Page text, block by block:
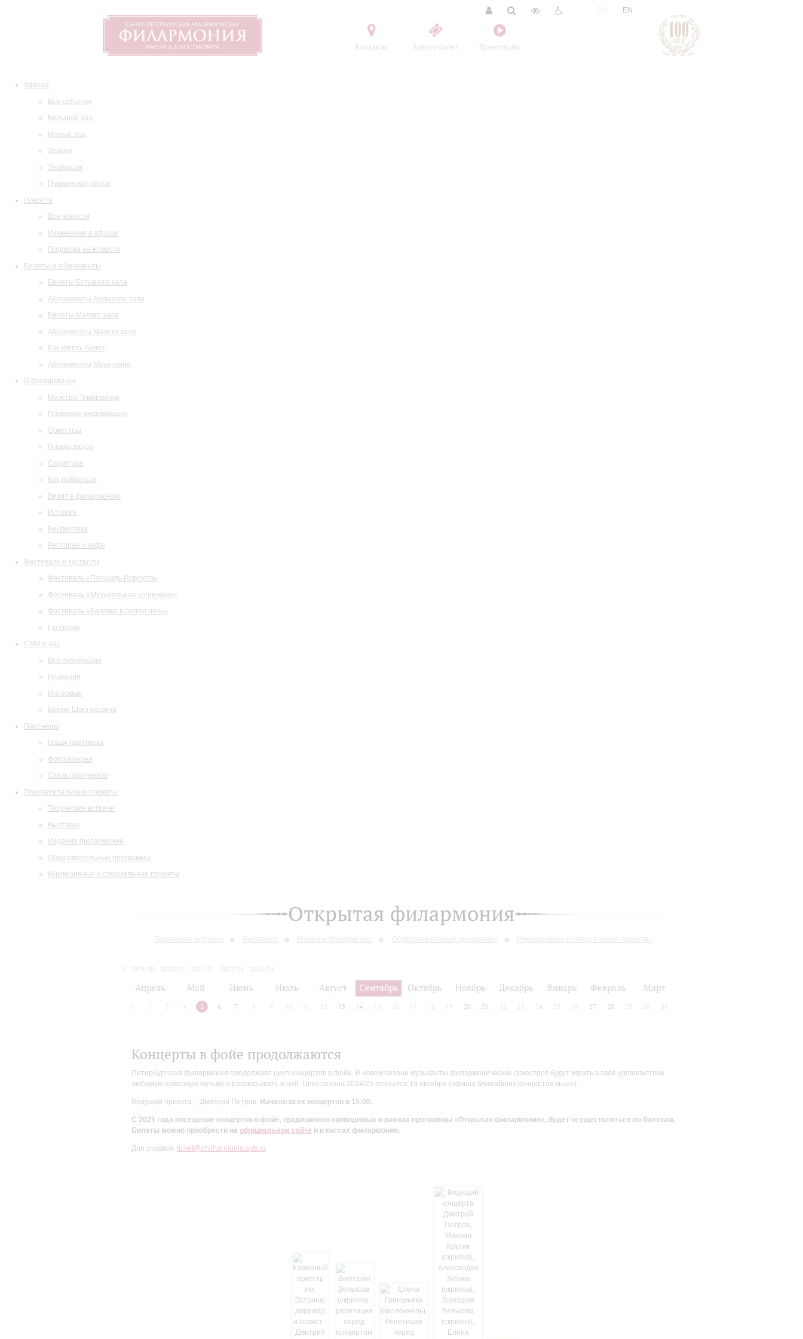
Контакты Купить билет Трансляции
EN
Афиша
Все события
Большой зал
Малый зал
Лекции
Экскурсии
Пушкинская карта
Новости
Все новости
Изменения в афише
Подписка на новости
Билеты и абонементы
Билеты Большого зала
Абонементы Большого зала
Билеты Малого зала
Абонементы Малого зала
Как купить билет
Абонементы Музитория
О филармонии
Маэстро Темирканов
Правовая информация
Оркестры
Планы залов
Структура
Как добраться
Визит в филармонию
История
Библиотека
Ресторан и кафе
Фестивали и гастроли
Фестиваль «Площадь Искусств»
Фестиваль «Музыкальная коллекция»
Фестиваль «Барокко в белую ночь»
Гастроли
СМИ о нас
Все публикации
Рецензии
Интервью
Время Шостаковича
Партнеры
Наши партнеры
Фотогалерея
Стать партнером
Просветительские проекты
Творческие встречи
Выставки
Издания филармонии
Образовательные программы
Инклюзивные и специальные проекты
Открытая филармония
Творческие встречи Выставки Издания филармонии Образовательные программы Инклюзивные и специальные проекты
2019/20 2020/21 2021/22 2022/23
2023/24
Апрель Май Июнь Июль Август Сентябрь Октябрь Ноябрь Декабрь Январь Февраль Март
2 3 4 5 6 7 8 9 10 12 13 14 15 16 17 18 19 20 21 22 23 24 25 26 27 28 29 30 31
Концерты в фойе продолжаются
Петербургская филармония продолжает цикл концертов в фойе. В новом сезоне музыканты филармонических оркестров будут играть в своё удовольствие
любимую камерную музыку и рассказывать о ней. Цикл сезона 2024/25 открылся 13 октября (афиша ближайших концертов выше).
Ведущий проекта – Дмитрий Петров. Начало всех концертов в 15:00.
С 2025 года посещение концертов в фойе, традиционно проводимых в рамках программы «Открытая филармония», будет осуществляться по билетам.
Билеты можно приобрести на официальном сайте и в кассах филармонии.
Для справок: ticket@philharmonia.spb.ru